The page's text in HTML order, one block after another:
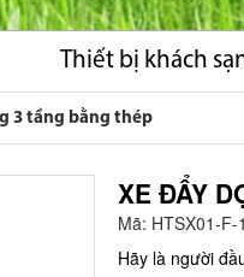
Thiết bị khách
3 tầng bằng thép
XE ĐẨY
Mã: HTSX01-F-1
Hãy là người